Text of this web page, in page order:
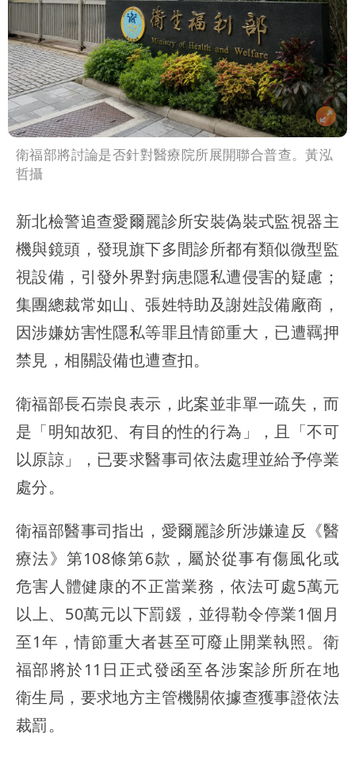
衛福部將討論是否針對醫療院所展開聯合普查。黃泓
哲攝
新北檢警追查愛爾麗診所安裝偽裝式監視器主
機與鏡頭，發現旗下多間診所都有類似微型監
視設備，引發外界對病患隱私遭侵害的疑慮；
集團總裁常如山、張姓特助及謝姓設備廠商，
因涉嫌妨害性隱私等罪且情節重大，已遭羈押
禁見，相關設備也遭查扣。
衛福部長石崇良表示，此案並非單一疏失，而
是「明知故犯、有目的性的行為」，且「不可
以原諒」，已要求醫事司依法處理並給予停業
處分。
衛福部醫事司指出，愛爾麗診所涉嫌違反《醫
療法》第108條第6款，屬於從事有傷風化或
危害人體健康的不正當業務，依法可處5萬元
以上、50萬元以下罰鍰，並得勒令停業1個月
至1年，情節重大者甚至可廢止開業執照。衛
福部將於11日正式發函至各涉案診所所在地
衛生局，要求地方主管機關依據查獲事證依法
裁罰。